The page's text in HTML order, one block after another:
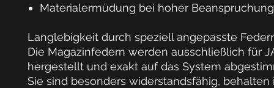
Materialermüdung bei hoher Beanspruchung
Langlebigkeit durch speziell angepasste
Die Magazinfedern werden ausschließlich für
hergestellt und exakt auf das System
Sie sind besonders widerstandsfähig, behalten